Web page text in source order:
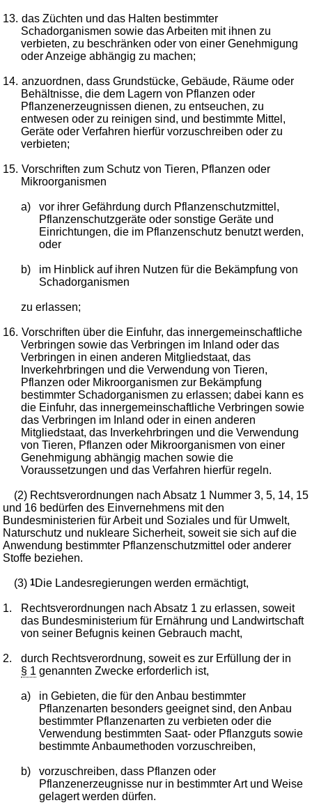
13. das Züchten und das Halten bestimmter
Schadorganismen sowie das Arbeiten mit ihnen zu
verbieten, zu beschränken oder von einer Genehmigung
oder Anzeige abhängig zu machen;
14. anzuordnen, dass Grundstücke, Gebäude, Räume oder
Behältnisse, die dem Lagern von Pflanzen oder
Pflanzenerzeugnissen dienen, zu entseuchen, zu
entwesen oder zu reinigen sind, und bestimmte Mittel,
Geräte oder Verfahren hierfür vorzuschreiben oder zu
verbieten;
15. Vorschriften zum Schutz von Tieren, Pflanzen oder
Mikroorganismen
a)
vor ihrer Gefährdung durch Pflanzenschutzmittel,
Pflanzenschutzgeräte oder sonstige Geräte und
Einrichtungen, die im Pflanzenschutz benutzt werden,
oder
b)
im Hinblick auf ihren Nutzen für die Bekämpfung von
Schadorganismen
zu erlassen;
16. Vorschriften über die Einfuhr, das innergemeinschaftliche
Verbringen sowie das Verbringen im Inland oder das
Verbringen in einen anderen Mitgliedstaat, das
Inverkehrbringen und die Verwendung von Tieren,
Pflanzen oder Mikroorganismen zur Bekämpfung
bestimmter Schadorganismen zu erlassen; dabei kann es
die Einfuhr, das innergemeinschaftliche Verbringen sowie
das Verbringen im Inland oder in einen anderen
Mitgliedstaat, das Inverkehrbringen und die Verwendung
von Tieren, Pflanzen oder Mikroorganismen von einer
Genehmigung abhängig machen sowie die
Voraussetzungen und das Verfahren hierfür regeln.
(2) Rechtsverordnungen nach Absatz 1 Nummer 3, 5, 14, 15
und 16 bedürfen des Einvernehmens mit den
Bundesministerien für Arbeit und Soziales und für Umwelt,
Naturschutz und nukleare Sicherheit, soweit sie sich auf die
Anwendung bestimmter Pflanzenschutzmittel oder anderer
Stoffe beziehen.
(3)1Die Landesregierungen werden ermächtigt,
1.
Rechtsverordnungen nach Absatz 1 zu erlassen, soweit
das Bundesministerium für Ernährung und Landwirtschaft
von seiner Befugnis keinen Gebrauch macht,
2.
durch Rechtsverordnung, soweit es zur Erfüllung der in
§ 1 genannten Zwecke erforderlich ist,
a)
in Gebieten, die für den Anbau bestimmter
Pflanzenarten besonders geeignet sind, den Anbau
bestimmter Pflanzenarten zu verbieten oder die
Verwendung bestimmten Saat- oder Pflanzguts sowie
bestimmte Anbaumethoden vorzuschreiben,
b)
vorzuschreiben, dass Pflanzen oder
Pflanzenerzeugnisse nur in bestimmter Art und Weise
gelagert werden dürfen.